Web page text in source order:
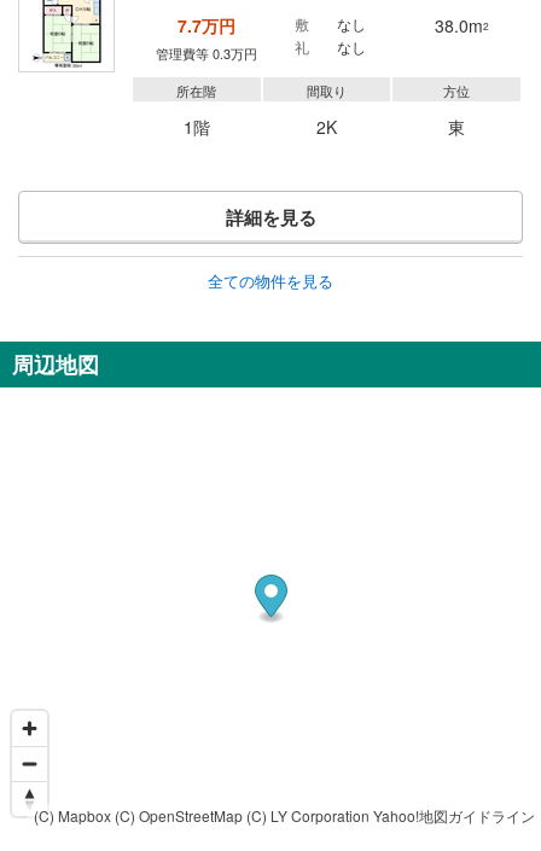
7.7万円
管理費等 0.3万円
敷
なし
礼
なし
38.0m2
所在階
1階
間取り
2K
方位
東
詳細を見る
全ての物件を見る
周辺地図
(C) Mapbox (C) OpenStreetMap (C) LY Corporation Yahoo!地図ガイドライン